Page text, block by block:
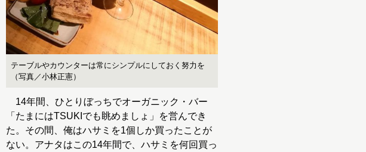
テーブルやカウンターは常にシンプルにしておく努力を
（写真／小林正憲）
14年間、ひとりぼっちでオーガニック・バー
「たまにはTSUKIでも眺めましょ」を営んでき
た。その間、俺はハサミを1個しか買ったことが
ない。アナタはこの14年間で、ハサミを何回買っ